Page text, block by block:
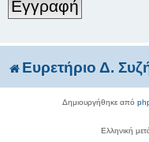
Εγγραφή
Ευρετήριο Δ.
Δημιουργήθηκε από
Ελληνική